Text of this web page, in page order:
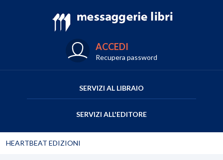
ACCEDI
Recupera password
SERVIZI AL LIBRAIO
SERVIZI ALL'EDITORE
HEARTBEAT EDIZIONI